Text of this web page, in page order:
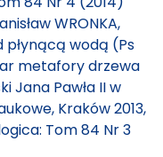
WRONKA,
płynącą wodą (Ps
metafory drzewa
Jana Pawła II w
Kraków 2013,
Tom 84 Nr 3